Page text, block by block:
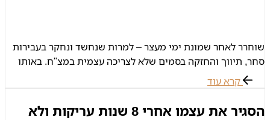
שוחרר לאחר שמונת ימי מעצר – למרות שנחשד ונחקר בעבירות
סחר, תיווך והחזקה בסמים שלא לצריכה עצמית במצ"ח. באותו
בוקר הזדכה סמ"ר ש' על הציוד שלו בבסיס, החזיר מדים ונפרד
קרא עוד
הסגיר את עצמו אחרי 8 שנות עריקות ולא